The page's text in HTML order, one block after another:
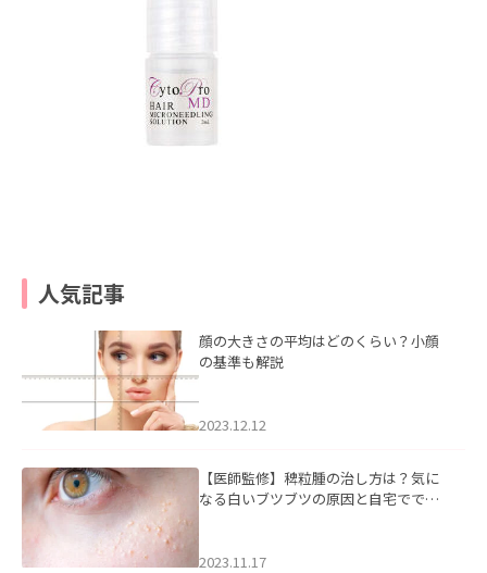
人気記事
顔の大きさの平均はどのくらい？小顔
の基準も解説
2023.12.12
【医師監修】稗粒腫の治し方は？気に
なる白いブツブツの原因と自宅ででき
2023.11.17